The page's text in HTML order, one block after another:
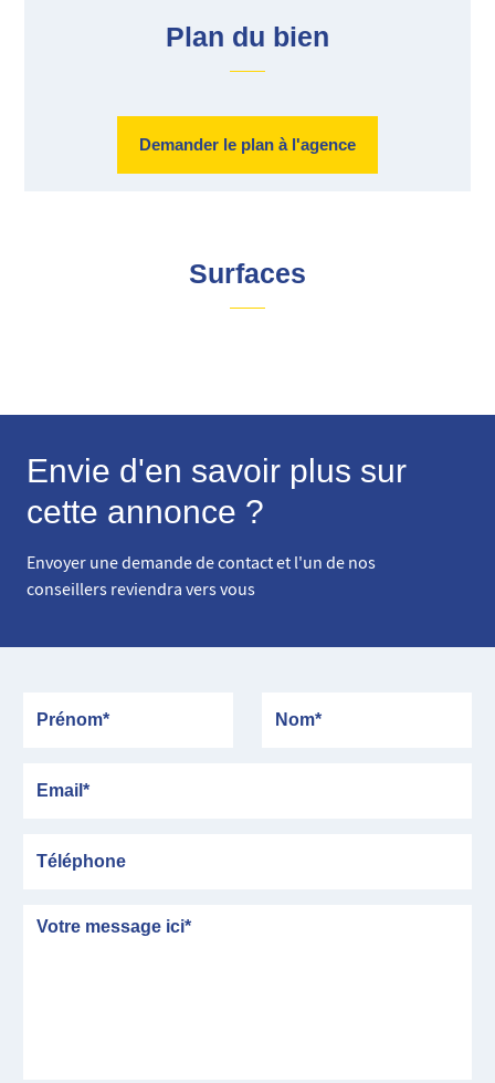
Plan du bien
Demander le plan à l'agence
Surfaces
Envie d'en savoir plus sur
cette annonce ?
Envoyer une demande de contact et l'un de nos
conseillers reviendra vers vous
Message